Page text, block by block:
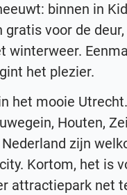
binnen in
voor de deur,
winterweer.
het plezier.
het mooie
Houten,
zijn
Kortom, het is
attractiepark net